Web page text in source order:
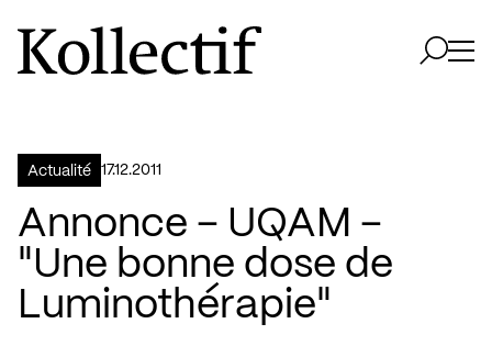
Aller à la page d'accueil
Logo Kollectif
Actualité 17.12.2011
Annonce – UQAM –
"Une bonne dose de
Luminothérapie"